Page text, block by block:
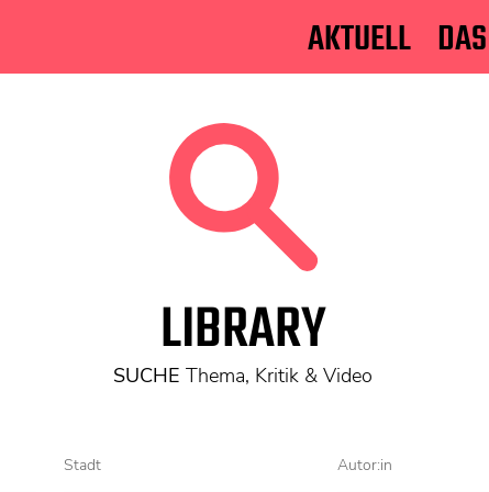
AKTUELL
LIBRARY
SUCHE Thema, Kritik & Video
Stadt Autor:in